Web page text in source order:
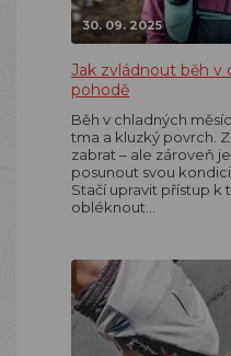
30. 09. 2025
Jak zvládnout běh v
pohodě
Běh v chladných
tma a kluzký povrch.
zabrat – ale zároveň
posunout svou
Stačí upravit přístup k
obléknout…